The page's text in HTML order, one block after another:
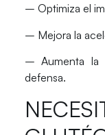
– Optimiza el
– Mejora la
– Aumenta la
defensa.